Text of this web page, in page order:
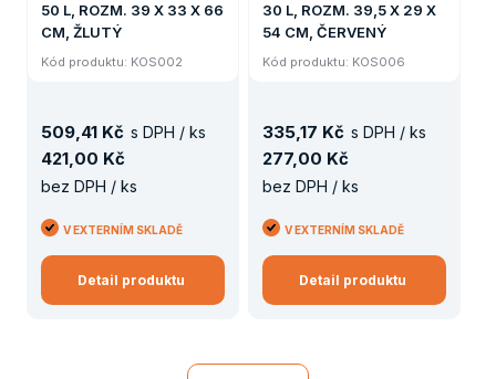
50 L, ROZM. 39 X 33 X 66
CM, ŽLUTÝ
Kód produktu: KOS002
509 41 Kč s DPH / ks
421,00 Kč
bez DPH / ks
V EXTERNÍM SKLADĚ
Detail produktu
30 L, ROZM. 39,5 X 29 X
54 CM, ČERVENÝ
Kód produktu: KOS006
335 17 Kč s DPH / ks
277,00 Kč
bez DPH / ks
V EXTERNÍM SKLADĚ
Detail produktu